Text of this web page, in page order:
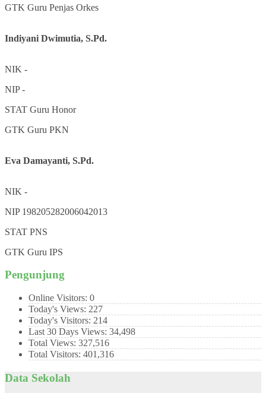
GTK Guru Penjas Orkes
Indiyani Dwimutia, S.Pd.
NIK -
NIP-
STAT Guru Honor
GTK Guru PKN
Eva Damayanti, S.Pd.
NIK -
NIP 198205282006042013
STAT PNS
GTK Guru IPS
Pengunjung
Online Visitors: 0
Today's Views: 227
Today's Visitors: 214
Last 30 Days Views: 34,498
Total Views: 327,516
Total Visitors: 401,316
Data Sekolah